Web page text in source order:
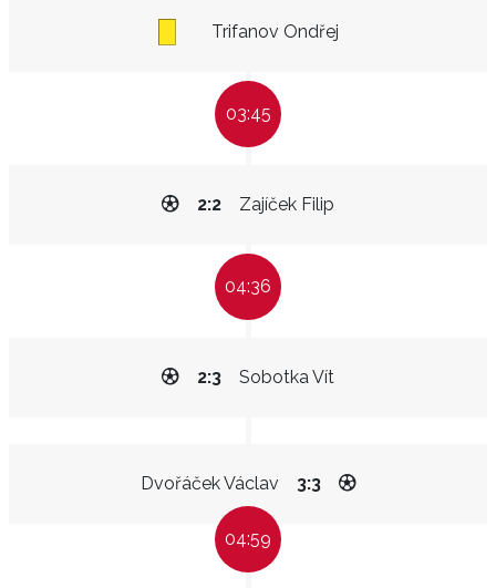
Trifanov Ondřej
03:45
Zajíček Filip
2:2
04:36
Sobotka Vít
2:3
Dvořáček Václav 3:3
04:59